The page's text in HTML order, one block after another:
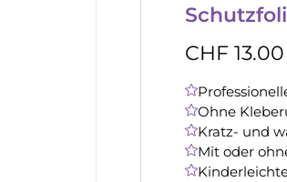
CHF 13.00
Ohne
Kratz- und
Mit oder